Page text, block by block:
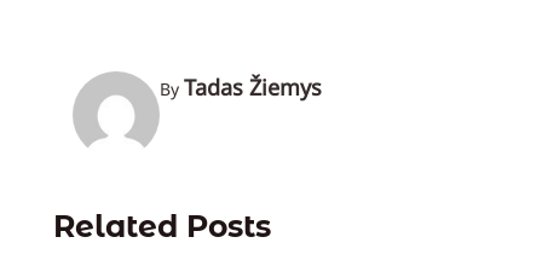
By Tadas Žiemys
Related Posts